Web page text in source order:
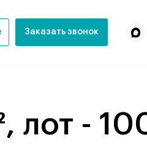
Заказать звонок
лот -